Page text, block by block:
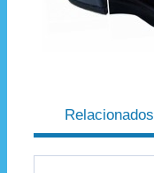
Relacionados